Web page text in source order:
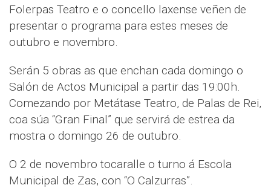
Folerpas Teatro e o concello laxense veñen de
presentar o programa para estes meses de
outubro e novembro.
Serán 5 obras as que enchan cada domingo o
Salón de Actos Municipal a partir das 19:00h.
Comezando por Metátase Teatro, de Palas de Rei,
coa súa “Gran Final” que servirá de estrea da
mostra o domingo 26 de outubro.
O 2 de novembro tocaralle o turno á Escola
Municipal de Zas, con “O Calzurras”.